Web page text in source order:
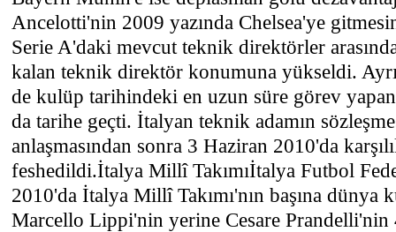
Ancelotti'nin 2009 yazında Chelsea'ye
Serie A'daki mevcut teknik direktörler
kalan teknik direktör konumuna yükseldi.
de kulüp tarihindeki en uzun süre görev
da tarihe geçti. İtalyan teknik adamın
anlaşmasından sonra 3 Haziran 2010'da
feshedildi.İtalya Millî Takımıİtalya Futbol
2010'da İtalya Millî Takımı'nın başına dünya
Marcello Lippi'nin yerine Cesare Prandelli'nin